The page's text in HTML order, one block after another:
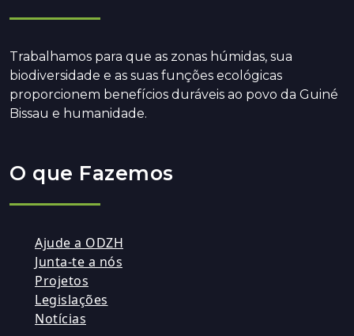
Trabalhamos para que as zonas húmidas, sua
biodiversidade e as suas funções ecológicas
proporcionem benefícios duráveis ao povo da Guiné
Bissau e humanidade.
O que Fazemos
Ajude a ODZH
Junta-te a nós
Projetos
Legislações
Notícias